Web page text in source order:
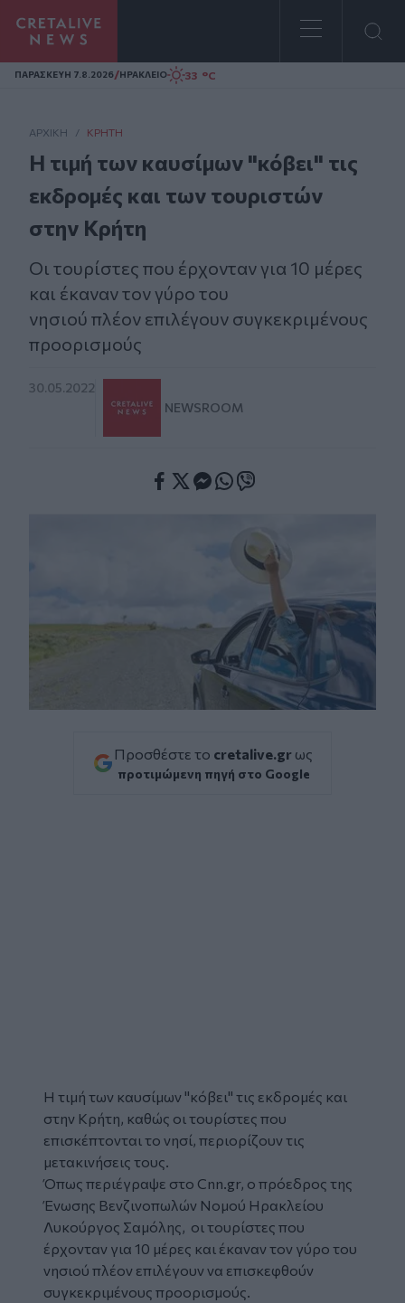
Homepage
ΠΑΡΑΣΚΕΥΗ 7.8.2026/ΗΡΑΚΛΕΙΟ 33 °C
ΑΡΧΙΚΗ / ΚΡΉΤΗ
Η τιμή των καυσίμων "κόβει" τις
εκδρομές και των τουριστών
στην Κρήτη
Οι τουρίστες που έρχονταν για 10 μέρες
και έκαναν τον γύρο του
νησιού πλέον επιλέγουν συγκεκριμένους
προορισμούς
30.05.2022
NEWSROOM
Προσθέστε το cretalive.gr ως
προτιμώμενη πηγή στο Google
Η τιμή των καυσίμων "κόβει" τις εκδρομές και
στην Κρήτη, καθώς οι τουρίστες που
επισκέπτονται το νησί, περιορίζουν τις
μετακινήσεις τους.
Όπως περιέγραψε στο Cnn.gr, o πρόεδρος της
Ένωσης Βενζινοπωλών Νομού Ηρακλείου
Λυκούργος Σαμόλης, οι τουρίστες που
έρχονταν για 10 μέρες και έκαναν τον γύρο του
νησιού πλέον επιλέγουν να επισκεφθούν
συγκεκριμένους προορισμούς.